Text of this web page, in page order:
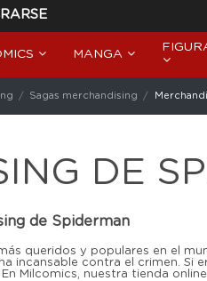
MANGA
Sagas merchandising
DE
de Spiderman
queridos y populares en el
incansable contra el crimen.
Milcomics, nuestra tienda